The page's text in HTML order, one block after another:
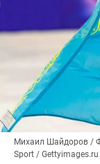
Михаил Шайдоров /
Sport / Gettyimages.ru